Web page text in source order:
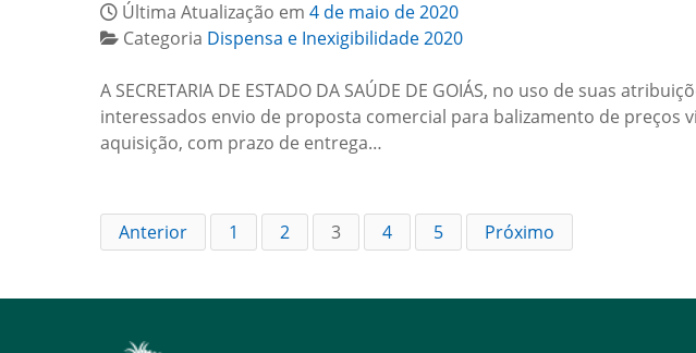
Última Atualização em 4 de maio de 2020
Categoria Dispensa e Inexigibilidade 2020
A SECRETARIA DE ESTADO DA SAÚDE DE GOIÁS, no uso de suas
interessados envio de proposta comercial para balizamento de
aquisição, com prazo de entrega…
Anterior 1 2 3 4 5 Próximo